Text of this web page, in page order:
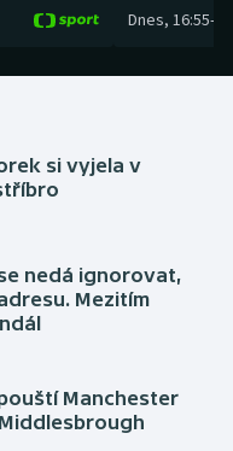
Dnes, 16:55-
si vyjela v
nedá ignorovat,
Mezitím
Manchester